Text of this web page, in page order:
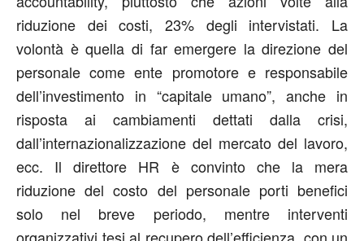
riduzione dei costi, 23% degli intervistati. La
volontà è quella di far emergere la direzione del
personale come ente promotore e responsabile
dell’investimento in “capitale umano”, anche in
risposta ai cambiamenti dettati dalla crisi,
dall’internazionalizzazione del mercato del lavoro,
ecc. Il direttore HR è convinto che la mera
riduzione del costo del personale porti benefici
solo nel breve periodo, mentre interventi